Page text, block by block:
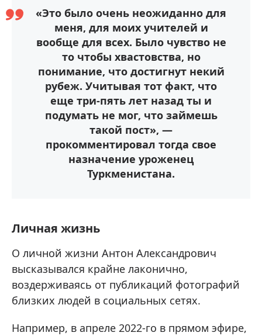
«Это было очень неожиданно для
меня, для моих учителей и
вообще для всех. Было чувство не
то чтобы хвастовства, но
понимание, что достигнут некий
рубеж. Учитывая тот факт, что
еще три-пять лет назад ты и
подумать не мог, что займешь
такой пост», —
прокомментировал тогда свое
назначение уроженец
Туркменистана.
Личная жизнь
О личной жизни Антон Александрович
высказывался крайне лаконично,
воздерживаясь от публикаций фотографий
близких людей в социальных сетях.
Например, в апреле 2022-го в прямом эфире,